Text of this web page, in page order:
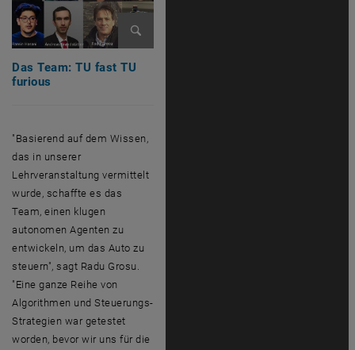
Das Team: TU fast TU
furious
"Basierend auf dem Wissen,
das in unserer
Lehrveranstaltung vermittelt
wurde, schaffte es das
Team, einen klugen
autonomen Agenten zu
entwickeln, um das Auto zu
steuern", sagt Radu Grosu.
"Eine ganze Reihe von
Algorithmen und Steuerungs-
Strategien war getestet
worden, bevor wir uns für die